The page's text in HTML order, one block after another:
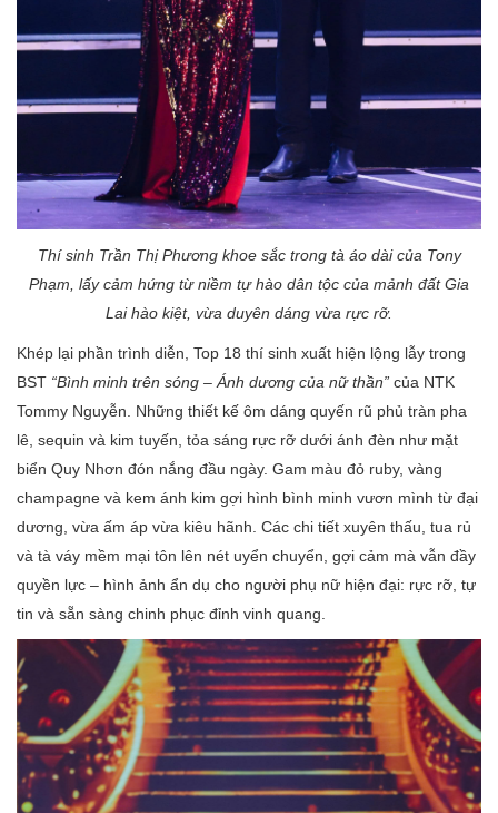
Thí sinh Trần Thị Phương khoe sắc trong tà áo dàicủa Tony
Phạm, lấy cảm hứng từ niềm tự hào dân tộc của mảnh đất Gia
Lai hào kiệt, vừa duyên dáng vừa rực rỡ.
Khép lại phần trình diễn, Top 18 thí sinh xuất hiện lộng lẫy trong
BST “Bình minh trên sóng – Ánh dương của nữ thần” của NTK
Tommy Nguyễn. Những thiết kế ôm dáng quyến rũ phủ tràn pha
lê, sequin và kim tuyến, tỏa sáng rực rỡ dưới ánh đèn như mặt
biển Quy Nhơn đón nắng đầu ngày. Gam màu đỏ ruby, vàng
champagne và kem ánh kim gợi hình bình minh vươn mình từ đại
dương, vừa ấm áp vừa kiêu hãnh. Các chi tiết xuyên thấu, tua rủ
và tà váy mềm mại tôn lên nét uyển chuyển, gợi cảm mà vẫn đầy
quyền lực – hình ảnh ẩn dụ cho người phụ nữ hiện đại: rực rỡ, tự
tin và sẵn sàng chinh phục đỉnh vinh quang.